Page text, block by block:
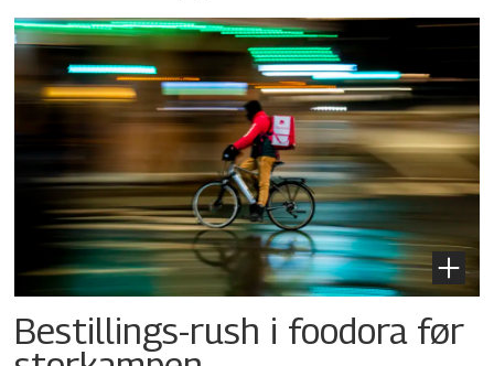
Bestillings-rush i foodora før